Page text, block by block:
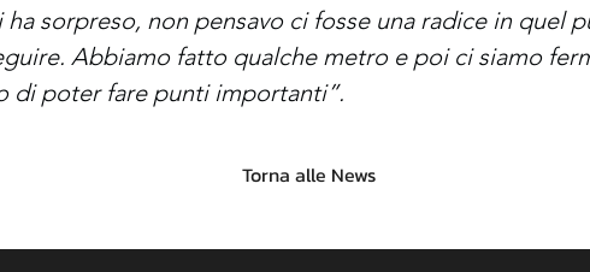
sorpreso, non pensavo ci fosse una radice in quel
Abbiamo fatto qualche metro e poi ci siamo
di poter fare punti importanti”.
Torna alle News